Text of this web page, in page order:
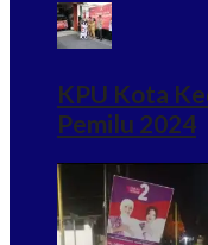
KPU Kota
Pemilu 2024